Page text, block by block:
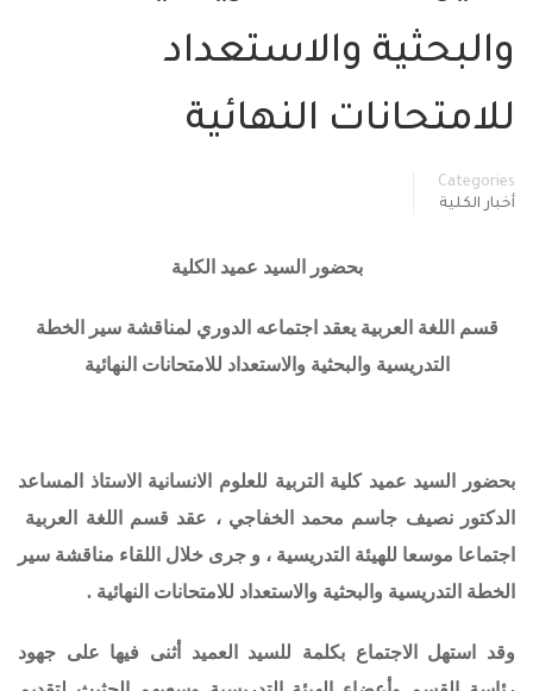
والبحثية والاستعداد
للامتحانات النهائية
Categories
أخبار الكلية
بحضور السيد عميد الكلية
قسم اللغة العربية يعقد اجتماعه الدوري لمناقشة سير الخطة
التدريسية والبحثية والاستعداد للامتحانات النهائية
بحضور السيد عميد كلية التربية للعلوم الانسانية الاستاذ المساعد
الدكتور نصيف جاسم محمد الخفاجي ، عقد قسم اللغة العربية
اجتماعا موسعا للهيئة التدريسية ، و جرى خلال اللقاء مناقشة سير
الخطة التدريسية والبحثية والاستعداد للامتحانات النهائية .
وقد استهل الاجتماع بكلمة للسيد العميد أثنى فيها على جهود